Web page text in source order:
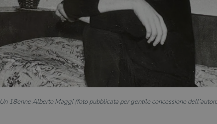
Un 18enne Alberto Maggi (foto pubblicata per gentile concessione